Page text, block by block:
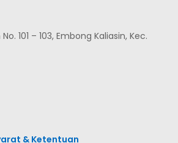
101 – 103, Embong Kaliasin, Kec.
& Ketentuan